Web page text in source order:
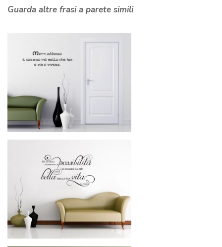
Guarda altre frasi a parete simili